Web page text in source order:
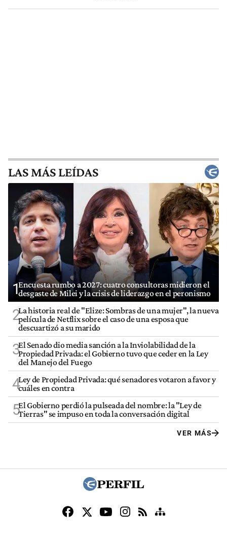
LAS MÁS LEÍDAS
1Encuesta rumbo a 2027: cuatro consultoras midieron el
desgaste de Milei y la crisis de liderazgo en el peronismo
2La historia real de "Elize: Sombras de una mujer", la nueva
película de Netflix sobre el caso de una esposa que
descuartizó a su marido
3El Senado dio media sanción a la Inviolabilidad de la
Propiedad Privada: el Gobierno tuvo que ceder en la Ley
del Manejo del Fuego
4Ley de Propiedad Privada: qué senadores votaron a favor y
cuáles en contra
5El Gobierno perdió la pulseada del nombre: la "Ley de
Tierras" se impuso en toda la conversación digital
VER MÁS